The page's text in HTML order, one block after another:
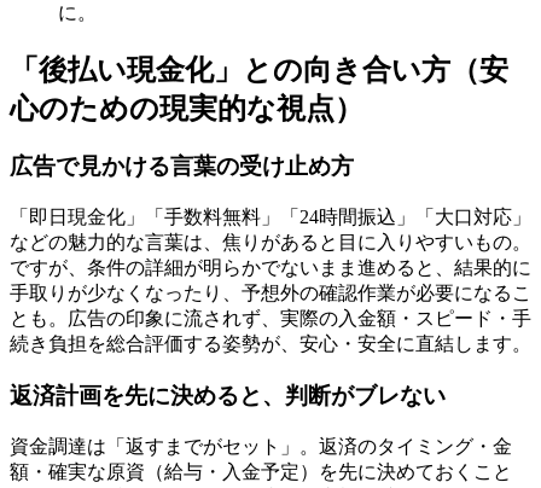
に。
「後払い現金化」との向き合い方（安
心のための現実的な視点）
広告で見かける言葉の受け止め方
「即日現金化」「手数料無料」「24時間振込」「大口対応」
などの魅力的な言葉は、焦りがあると目に入りやすいもの。
ですが、条件の詳細が明らかでないまま進めると、結果的に
手取りが少なくなったり、予想外の確認作業が必要になるこ
とも。広告の印象に流されず、実際の入金額・スピード・手
続き負担を総合評価する姿勢が、安心・安全に直結します。
返済計画を先に決めると、判断がブレない
資金調達は「返すまでがセット」。返済のタイミング・金
額・確実な原資（給与・入金予定）を先に決めておくこと